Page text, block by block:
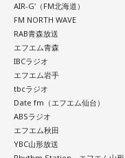
AIR-G'（FM北海道）
FM NORTH WAVE
RAB青森放送
エフエム青森
IBCラジオ
エフエム岩手
tbcラジオ
Date fm（エフエム仙台）
ABSラジオ
エフエム秋田
YBC山形放送